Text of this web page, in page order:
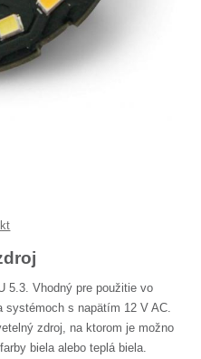
5.3. Vhodný pre použitie vo
s napätím 12 V AC.
zdroj, na ktorom je možno
biela alebo teplá biela.